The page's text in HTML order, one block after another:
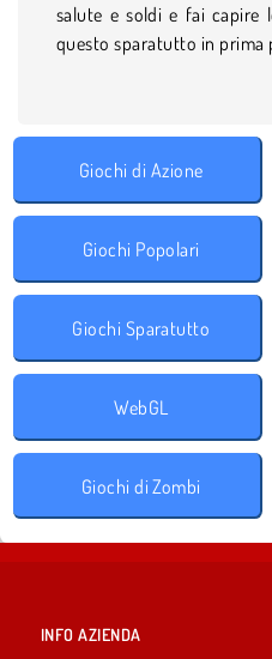
salute e soldi e fai capire
questo sparatutto in prima
Giochi di Azione
Giochi Popolari
Giochi Sparatutto
WebGL
Giochi di Zombi
INFO AZIENDA